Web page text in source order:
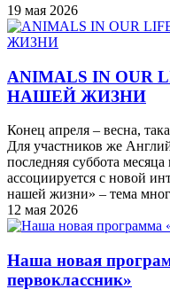
19 мая 2026
ANIMALS IN
НАШЕЙ ЖИЗНИ
Конец апреля – весна,
Для участников же
последняя суббота
ассоциируется с новой
нашей жизни» – тема
12 мая 2026
Наша новая
первоклассник»